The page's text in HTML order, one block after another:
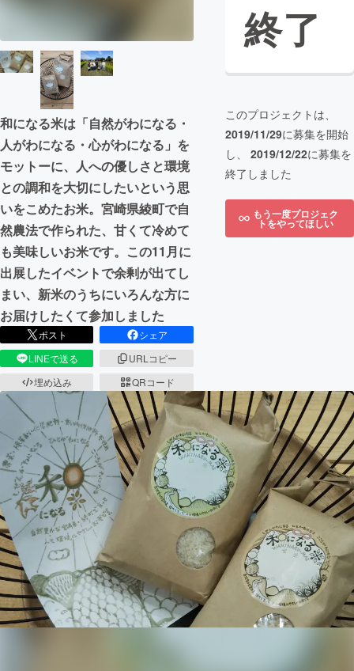
和になる米は「自然がわになる・
人がわになる・心がわになる」を
モットーに、人への優しさと環境
との調和を大切にしたいという思
いをこめたお米。宮崎県綾町で自
然農法で作られた、甘くて冷めて
も美味しいお米です。この11月に
出展したイベントで余剰が出てし
まい、新米のうちにいろんな方に
お届けしたくて参加しました
ポスト
シェア
LINEで送る
URLコピー
埋め込み
QRコード
終了
このプロジェクトは、
2019/11/29に募集を開始
し、 2019/12/22に募集を
終了しました
もう一度プロジェク
トをやってほしい